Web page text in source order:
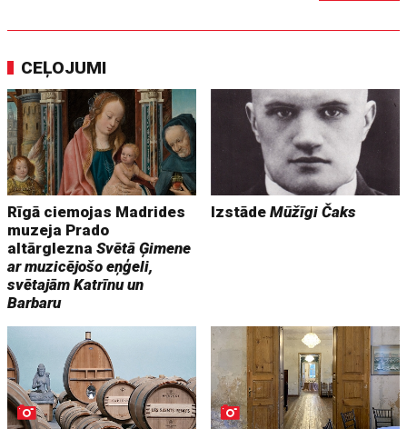
CEĻOJUMI
Rīgā ciemojas Madrides
muzeja Prado
altārgleznaSvētā Ģimene
ar muzicējošo eņģeli,
svētajām Katrīnu un
Barbaru
IzstādeMūžīgi Čaks